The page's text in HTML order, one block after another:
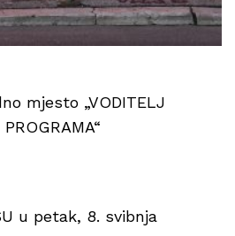
mjesto „VODITELJ
u petak, 8. svibnja